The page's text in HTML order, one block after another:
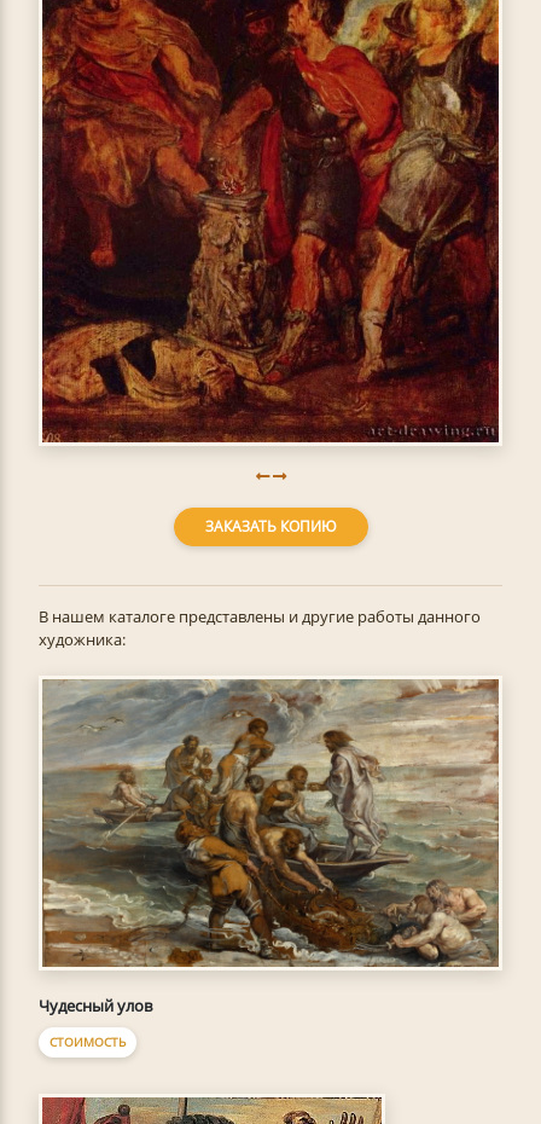
ЗАКАЗАТЬ КОПИЮ
В нашем каталоге представлены и другие работы данного
художника:
Чудесный улов
СТОИМОСТЬ